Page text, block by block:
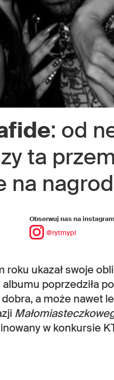
: od
ta
na
Obserwuj nas na
@rytmypl
roku ukazał swoje
albumu poprzedziła
a może nawet
w konkursie